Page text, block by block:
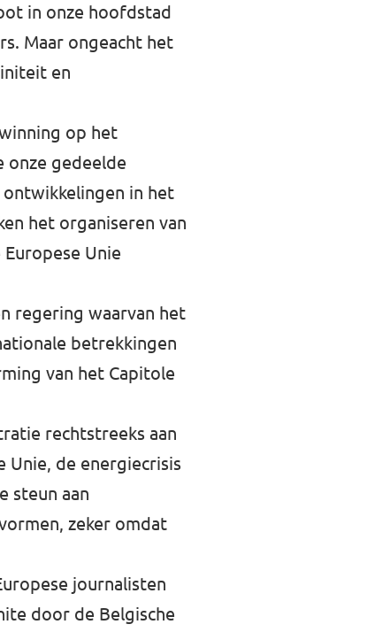
in onze hoofdstad
Maar ongeacht het
en
op het
onze gedeelde
in het
het organiseren van
Unie
regering waarvan het
betrekkingen
van het Capitole
rechtstreeks aan
Unie, de energiecrisis
steun aan
zeker omdat
journalisten
door de Belgische